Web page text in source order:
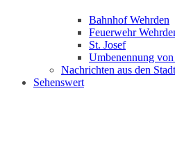
Bahnhof Wehrden
Feuerwehr
St. Josef
Umbenennung
Nachrichten aus den
Sehenswert